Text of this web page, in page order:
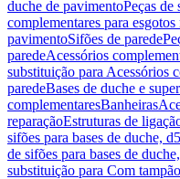
duche de pavimentoPeças de
complementares para
pavimentoSifões de parede
paredeAcessórios
substituição para Acessórios
paredeBases de duche e
complementaresBanheiras
reparaçãoEstruturas de
sifões para bases de duche,
de sifões para bases de
substituição para Com